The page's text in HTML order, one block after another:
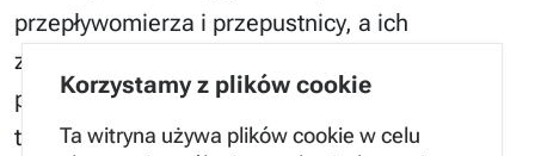
Korzystamy z plików cookie
Ta witryna używa plików cookie w celu
przepływomierza i przepustnicy, a ich
zanieczyszczenie to prosta droga do
problemów z biegiem jałowym. W mojej opinii,
tankowanie paliwa na niepewnych stacjach to